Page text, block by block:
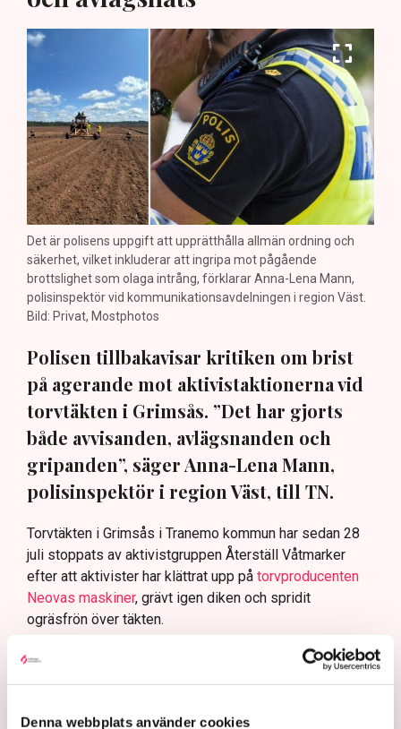
Denna webbplats använder cookies
Det är polisens uppgift att upprätthålla allmän ordning och
säkerhet, vilket inkluderar att ingripa mot pågående
brottslighet som olaga intrång, förklarar Anna-Lena Mann,
polisinspektör vid kommunikationsavdelningen i region Väst.
Bild: Privat, Mostphotos
Polisen tillbakavisar kritiken om brist
på agerande mot aktivistaktionerna vid
torvtäkten i Grimsås. ”Det har gjorts
både avvisanden, avlägsnanden och
gripanden”, säger Anna-Lena Mann,
polisinspektör i region Väst, till TN.
Torvtäkten i Grimsås i Tranemo kommun har sedan 28
juli stoppats av aktivistgruppen Återställ Våtmarker
efter att aktivister har klättrat upp på torvproducenten
Neovas maskiner, grävt igen diken och spridit
ogräsfrön över täkten.
Aktivisterna klättrar upp på
maskiner – polisen kan inte
på helt ny nivå”